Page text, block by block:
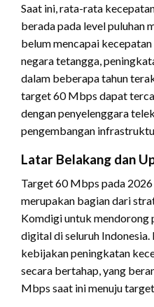
Saat ini, rata-rata
berada pada level puluhan
belum mencapai
negara tetangga,
dalam beberapa tahun
target 60 Mbps dapat
dengan penyelenggara
pengembangan
Latar Belakang dan
Target 60 Mbps pada
merupakan bagian dari
Komdigi untuk
digital di seluruh
kebijakan peningkatan
secara bertahap, yang
Mbps saat ini menuju